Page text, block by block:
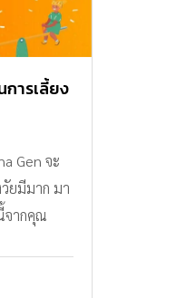
ารเลี้ยง
Gen จะ
วัยมีมาก มา
จากคุณ